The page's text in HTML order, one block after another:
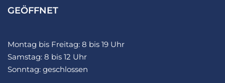
GEÖFFNET
Montag bis Freitag: 8 bis 19 Uhr
Samstag: 8 bis 12 Uhr
Sonntag: geschlossen